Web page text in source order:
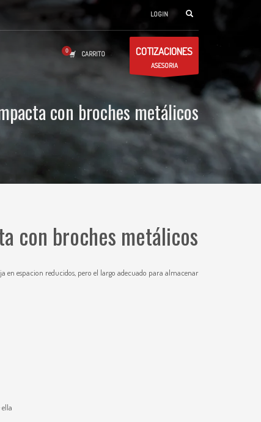
LOGIN
CARRITO COTIZACIONES
ASESORIA
con broches metálicos
con broches metálicos
espacion reducidos, pero el largo adecuado para almacenar